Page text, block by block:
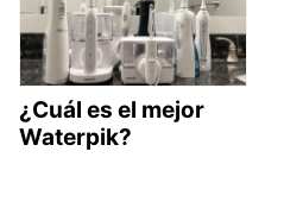
¿Cuál es el mejor
Waterpik?